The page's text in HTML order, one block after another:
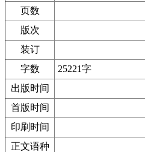
页数
版次
装订
字数
25221字
出版时间
首版时间
印刷时间
正文语种